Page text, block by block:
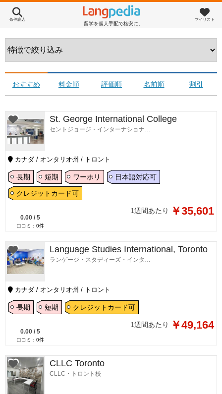
留学を個人手配で格安に。
条件絞込 マイリスト
おすすめ 料金順 評価順 名前順 割引
St. George International College
セントジョージ・インターナショナル・カレッジ
カナダ / オンタリオ州 / トロント
長期 短期 ワーホリ 日本語対応可
クレジットカード可
0.00 / 5
口コミ： 0件
1週間あたり ￥35,601
Language Studies International, Toronto
ランゲージ・スタディーズ・インターナショナル・トロント校
カナダ / オンタリオ州 / トロント
長期 短期 クレジットカード可
0.00 / 5
口コミ： 0件
1週間あたり ￥49,164
CLLC Toronto
CLLC・トロント校